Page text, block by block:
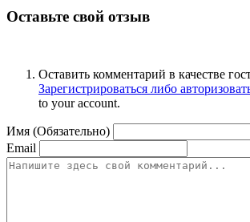
Оставьте свой отзыв
Оставить комментарий в качестве
Зарегистрироваться либо
to your account.
Имя (Обязательно)
Email